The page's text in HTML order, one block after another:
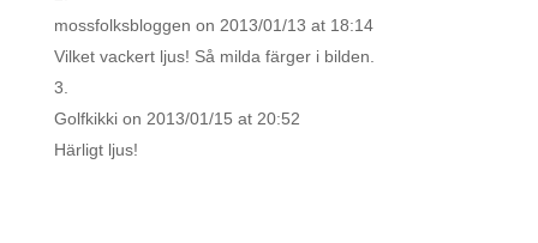
mossfolksbloggen on 2013/01/13 at 18:14
Vilket vackert ljus! Så milda färger i bilden.
Golfkikki on 2013/01/15 at 20:52
Härligt ljus!